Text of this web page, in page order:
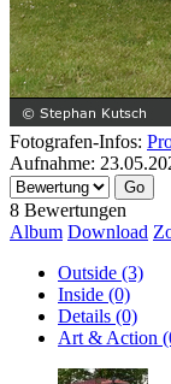
Fotografen-Infos:
Aufnahme:
8 Bewertungen
Album Download
Outside (3)
Inside (0)
Details (0)
Art & Action